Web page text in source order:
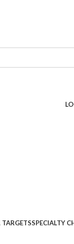
SPECIALTY